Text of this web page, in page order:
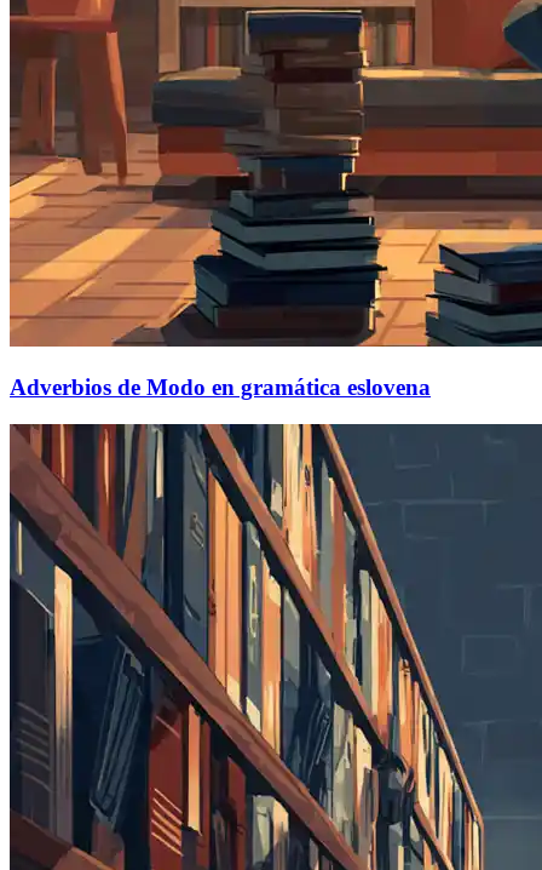
Adverbios de Modo en gramática eslovena